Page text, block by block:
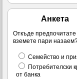
Анкета
Откъде
вземете пари
Семейство и
Потребителски
от банка